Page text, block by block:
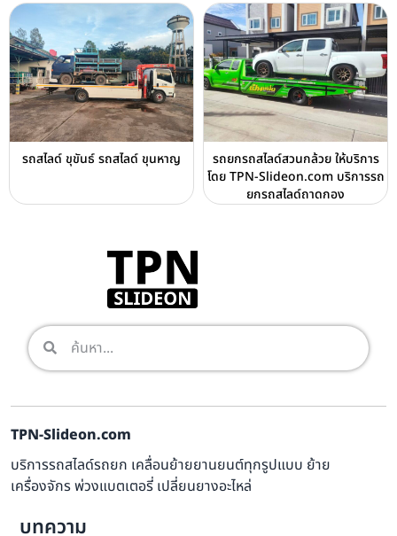
รถสไลด์ ขุขันธ์ รถสไลด์ ขุนหาญ
รถยกรถสไลด์สวนกล้วย ให้บริการ
โดย TPN-Slideon.com บริการรถ
ยกรถสไลด์ถาดกอง
TPN-Slideon.com
บริการรถสไลด์รถยก เคลื่อนย้ายยานยนต์ทุกรูปแบบ ย้าย
เครื่องจักร พ่วงแบตเตอรี่ เปลี่ยนยางอะไหล่
บทความ